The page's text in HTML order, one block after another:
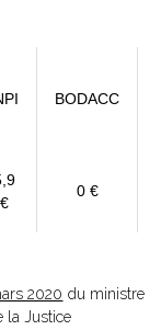
BODACC
€
0 €
2020 du ministre
la Justice